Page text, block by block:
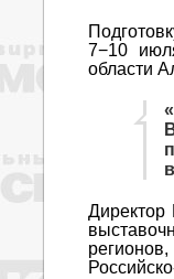
7−10
области